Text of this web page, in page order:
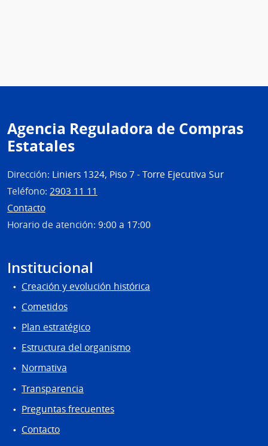
Agencia Reguladora de Compras
Estatales
Dirección: Liniers 1324, Piso 7 - Torre Ejecutiva Sur
Teléfono: 2903 11 11
Contacto
Horario de atención: 9:00 a 17:00
Institucional
Creación y evolución histórica
Cometidos
Plan estratégico
Estructura del organismo
Normativa
Transparencia
Preguntas frecuentes
Contacto